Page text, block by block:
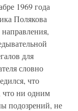
1969 года
Полякова
для
словно
что
что ни одним
подозрений, не